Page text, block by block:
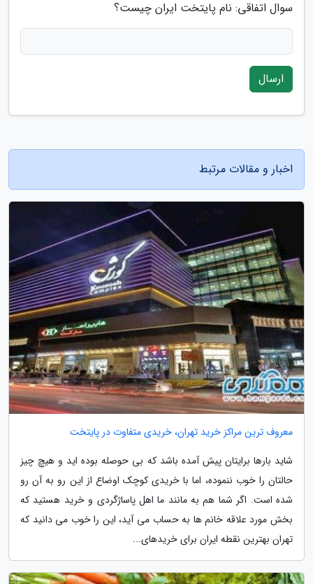
سوال اتفاقی: نام پایتخت ایران چیست؟
ارسال
اخبار و مقالات مرتبط
معروف ترین مراکز خرید تهران، خریدی متفاوت در پایتخت
شاید بارها برایتان پیش آمده باشد که بی حوصله بوده اید و هیچ چیز
حالتان را خوب ننموده، اما با خریدی کوچک اوضاع از این رو به آن رو
شده است. اگر شما هم به مانند ما اهل پاساژگردی و خرید هستید که
بخش مورد علاقه خانم ها به حساب می آید، این را خوب می دانید که
تهران بهترین نقطه ایران برای خریدهای...